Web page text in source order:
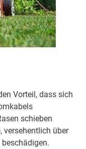
Vorteil, dass sich
schieben
versehentlich über